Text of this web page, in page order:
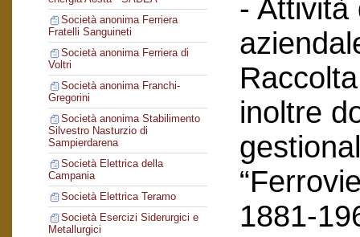
Società anonima Ferriera
Fratelli Sanguineti
Società anonima Ferriera di
Voltri
Società anonima Franchi-
Gregorini
Società anonima Stabilimento
Silvestro Nasturzio di
Sampierdarena
Società Elettrica della
Campania
Società Elettrica Teramo
Società Esercizi Siderurgici e
Metallurgici
- Attività
inoltre
1881-